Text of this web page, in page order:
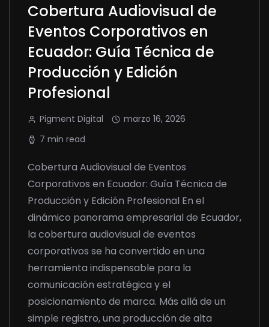
Cobertura Audiovisual de
Eventos Corporativos en
Ecuador: Guía Técnica de
Producción y Edición
Profesional
Pigment Digital
marzo 16, 2026
7 min read
Cobertura Audiovisual de Eventos
Corporativos en Ecuador: Guía Técnica de
Producción y Edición Profesional En el
dinámico panorama empresarial de Ecuador,
la cobertura audiovisual de eventos
corporativos se ha convertido en una
herramienta indispensable para la
comunicación estratégica y el
posicionamiento de marca. Más allá de un
simple registro, una producción de alta